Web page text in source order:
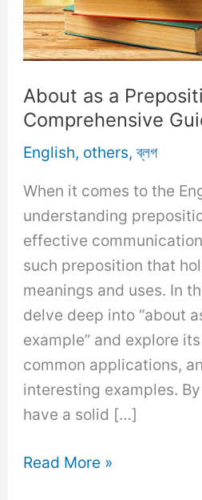
About as a
Comprehensive
English, others,ব্লগ
When it comes to the
understanding
effective
such preposition that
meanings and uses. In
delve deep into “about
example” and explore
common applications,
interesting examples. By
have a solid […]
About
Read More »